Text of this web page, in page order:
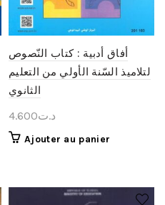
أفاق أدبية : كتاب النّصوص
لتلاميذ السّنة الأولي من التعليم
الثانوي
د.ت4.600
Ajouter au panier